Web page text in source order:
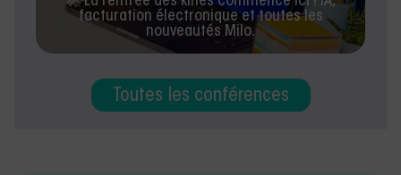
facturation électronique et toutes les
nouveautés Milo.
Toutes les conférences